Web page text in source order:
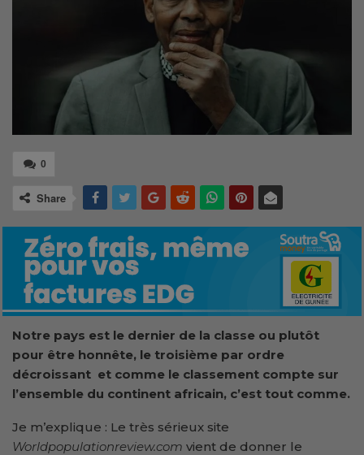
0
Share
Notre pays est le dernier de la classe ou plutôt
pour être honnête, le troisième par ordre
décroissant et comme le classement compte sur
l’ensemble du continent africain, c’est tout comme.
Je m’explique : Le très sérieux site
Worldpopulationreview.com vient de donner le